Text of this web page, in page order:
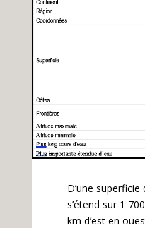
D’une
s’étend sur 1
km d’est en